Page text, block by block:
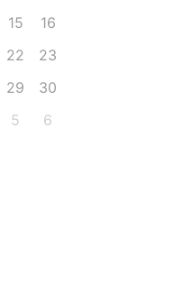
15
16
22
23
29
30
5 6